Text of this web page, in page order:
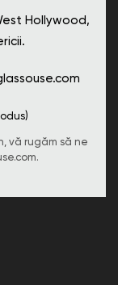
Hollywood,
vă rugăm să ne
.